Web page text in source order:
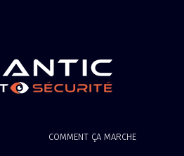
COMMENT ÇA MARCHE